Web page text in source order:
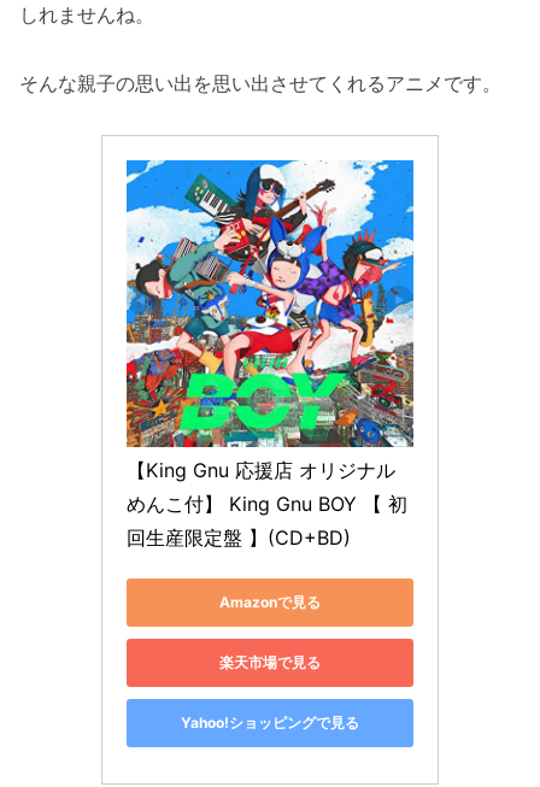
しれませんね。
そんな親子の思い出を思い出させてくれるアニメです。
【King Gnu 応援店 オリジナル
めんこ付】 King Gnu BOY 【 初
回生産限定盤 】(CD+BD)
Amazonで見る
楽天市場で見る
Yahoo!ショッピングで見る